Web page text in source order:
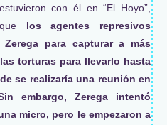
con él en “El Hoyo”,
los agentes represivos
para capturar a más
torturas para llevarlo hasta
se realizaría una reunión en
embargo, Zerega intentó
micro, pero le empezaron a